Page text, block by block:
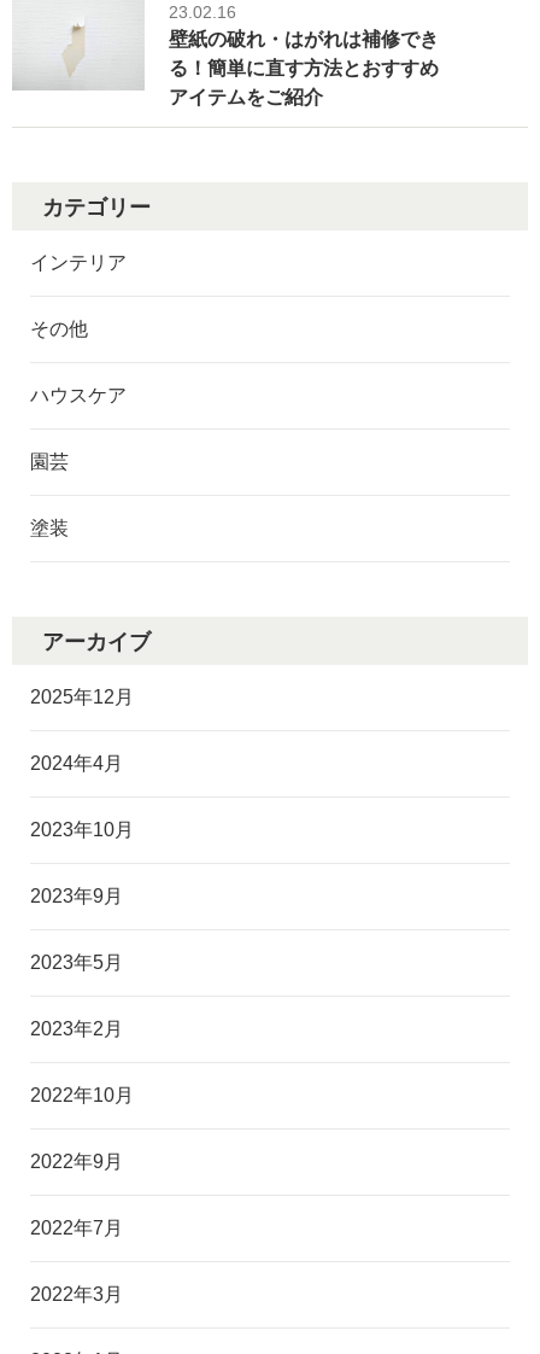
23.02.16
壁紙の破れ・はがれは補修でき
る！簡単に直す方法とおすすめ
アイテムをご紹介
カテゴリー
インテリア
その他
ハウスケア
園芸
塗装
アーカイブ
2025年12月
2024年4月
2023年10月
2023年9月
2023年5月
2023年2月
2022年10月
2022年9月
2022年7月
2022年3月